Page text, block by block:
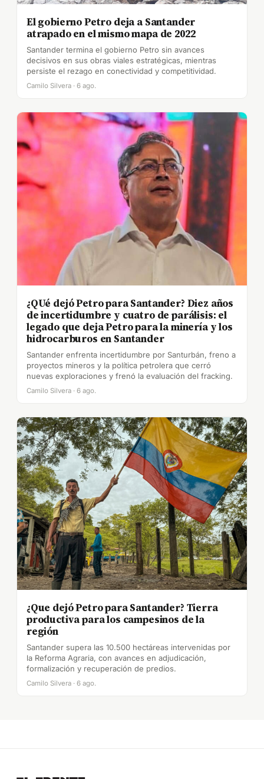
El gobierno Petro deja a Santander
atrapado en el mismo mapa de 2022
Santander termina el gobierno Petro sin avances
decisivos en sus obras viales estratégicas, mientras
persiste el rezago en conectividad y competitividad.
Camilo Silvera · 6 ago.
¿QUé dejó Petro para Santander? Diez años
de incertidumbre y cuatro de parálisis: el
legado que deja Petro para la minería y los
hidrocarburos en Santander
Santander enfrenta incertidumbre por Santurbán, freno a
proyectos mineros y la política petrolera que cerró
nuevas exploraciones y frenó la evaluación del fracking.
Camilo Silvera · 6 ago.
¿Que dejó Petro para Santander? Tierra
productiva para los campesinos de la
región
Santander supera las 10.500 hectáreas intervenidas por
la Reforma Agraria, con avances en adjudicación,
formalización y recuperación de predios.
Camilo Silvera · 6 ago.